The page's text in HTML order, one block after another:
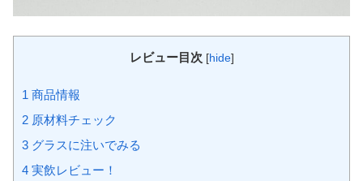
レビュー目次 [hide]
1 商品情報
2 原材料チェック
3 グラスに注いでみる
4 実飲レビュー！